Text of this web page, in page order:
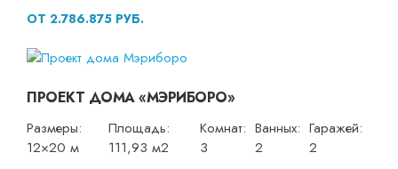
ОТ 2.786.875 РУБ.
ПРОЕКТ ДОМА «МЭРИБОРО»
Размеры:
12×20 м
Площадь:
111,93 м2
Комнат:
3
Ванных:
2
Гаражей:
2